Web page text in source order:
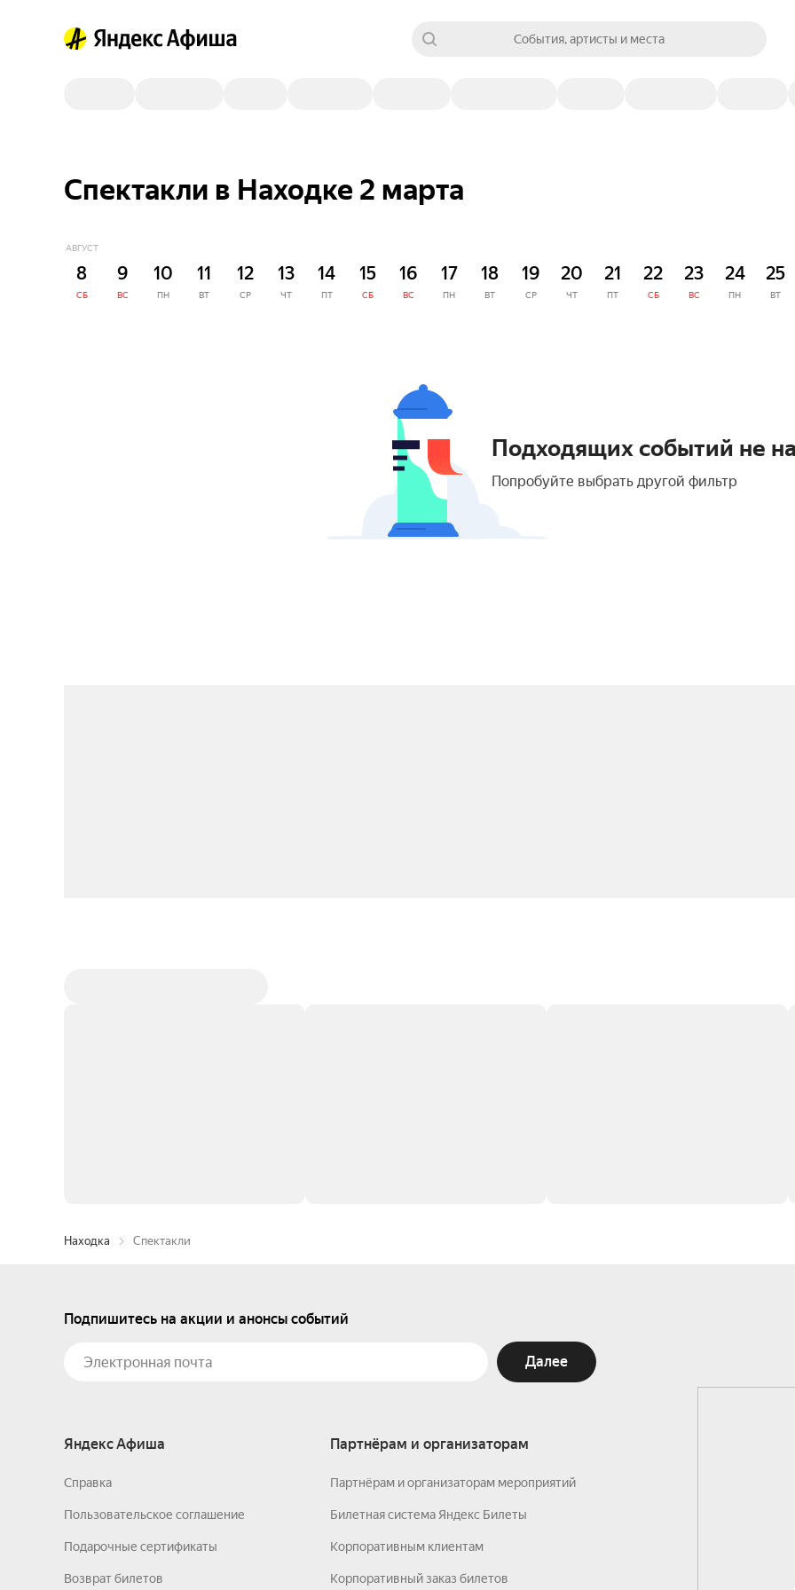
События, артисты и места
Спектакли в Находке 2 марта
АВГУСТ
8
СБ
9
ВС
10
ПН
11
ВТ
12
СР
13
ЧТ
14
ПТ
15
СБ
16
ВС
17
ПН
18
ВТ
19
СР
20
ЧТ
21
ПТ
22
СБ
23
ВС
24
ПН
25
ВТ
Подходящих событий не
Попробуйте выбрать другой фильтр
Находка Спектакли
Подпишитесь на акции и анонсы событий
Далее
Яндекс Афиша
Справка
Пользовательское соглашение
Подарочные сертификаты
Возврат билетов
Партнёрам и организаторам
Партнёрам и организаторам мероприятий
Билетная система Яндекс Билеты
Корпоративным клиентам
Корпоративный заказ билетов